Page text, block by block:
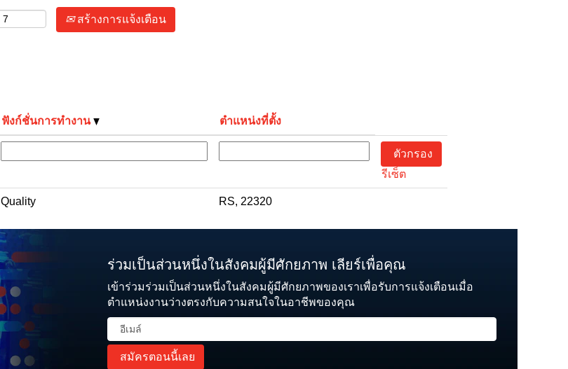
สร้างการแจ้งเตือน
ฟังก์ชั่นการทำงาน ตำแหน่งที่ตั้ง
รีเซ็ต
Quality RS, 22320
ร่วมเป็นส่วนหนึ่งในสังคมผู้มีศักยภาพ เลียร์เพื่อคุณ
เข้าร่วมร่วมเป็นส่วนหนึ่งในสังคมผู้มีศักยภาพของเราเพื่อรับการแจ้งเตือนเมื่อ
ตำแหน่งงานว่างตรงกับความสนใจในอาชีพของคุณ